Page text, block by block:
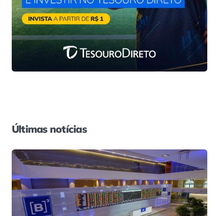
Últimas notícias